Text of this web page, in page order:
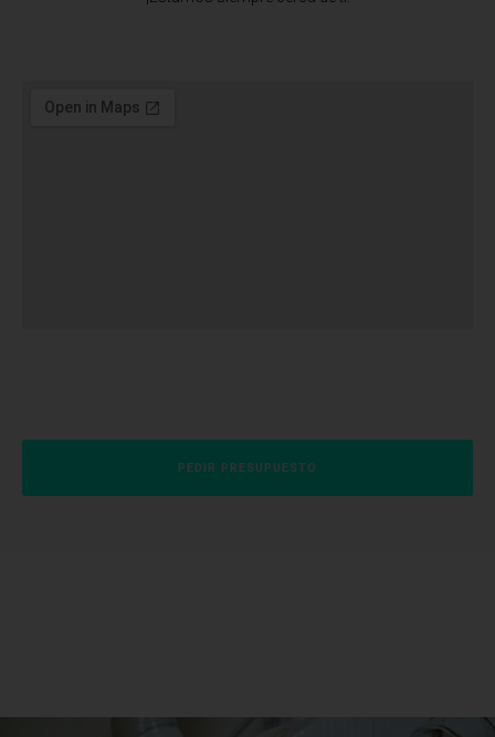
PEDIR PRESUPUESTO